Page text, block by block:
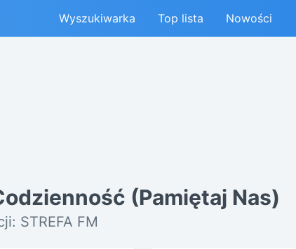
Wyszukiwarka Top lista Nowości
(Pamiętaj Nas)
STREFA FM